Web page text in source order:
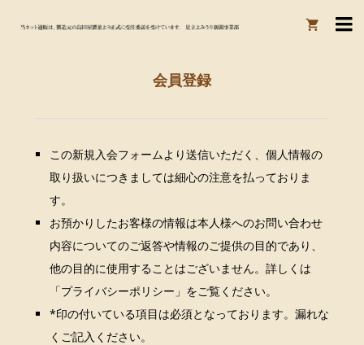

会員登録
この新規入会フォームより送信いただく、個人情報の
取り扱いにつきましては細心の注意を払っておりま
す。
お預かりしたお客様の情報は本人様へのお問い合わせ
内容についてのご返答や情報のご提供の目的であり、
他の目的に使用することはございません。詳しくは
「プライバシーポリシー」をご覧ください。
*印の付いている項目は必須となっております。漏れな
くご記入ください。